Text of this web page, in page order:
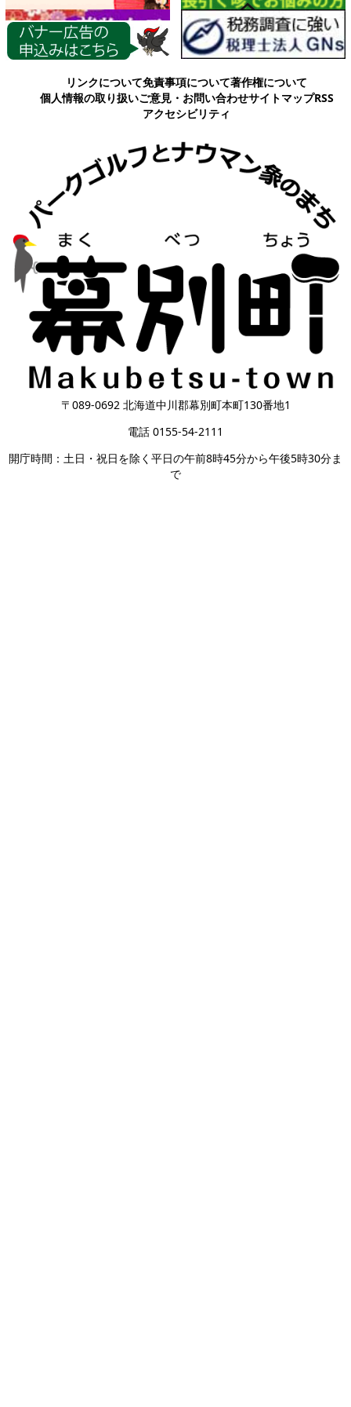
各種情報
リンクについて免責事項について著作権について
個人情報の取り扱いご意見・お問い合わせサイトマップRSS
アクセシビリティ
〒089-0692 北海道中川郡幕別町本町130番地1
電話 0155-54-2111
開庁時間：土日・祝日を除く平日の午前8時45分から午後5時30分ま
で